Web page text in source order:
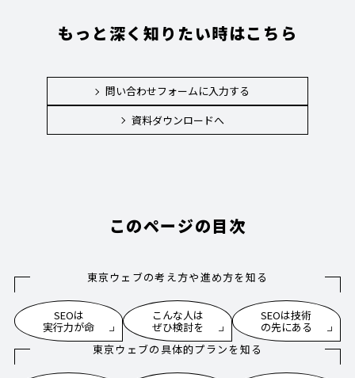
もっと深く知りたい時はこちら
問い合わせフォームに入力する
資料ダウンロードへ
このページの目次
東京ウェブの考え方や進め方を知る
SEOは
実行力が命
こんな人は
ぜひ検討を
SEOは技術
の先にある
東京ウェブの具体的プランを知る